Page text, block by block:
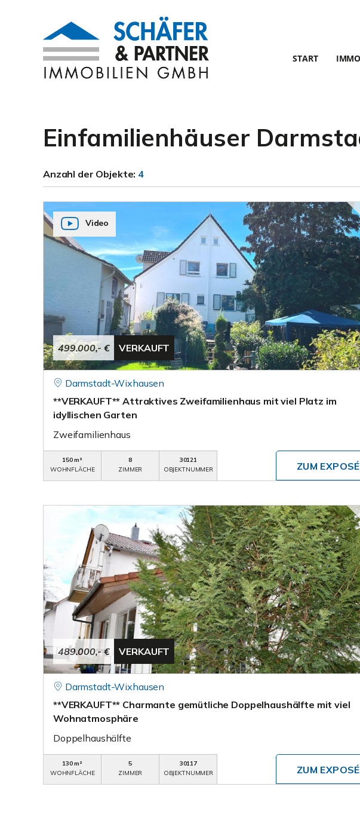
START
Einfamilienhäuser
Anzahl der Objekte: 4
499.000,- € VERKAUFT
Video
Darmstadt-Wixhausen
**VERKAUFT** Attraktives Zweifamilienhaus mit viel Platz im
idyllischen Garten
Zweifamilienhaus
150 m²
WOHNFLÄCHE
8
ZIMMER
30121
OBJEKTNUMMER
ZUM EXPOSÉ
489.000,- € VERKAUFT
Darmstadt-Wixhausen
**VERKAUFT** Charmante gemütliche Doppelhaushälfte mit viel
Wohnatmosphäre
Doppelhaushälfte
130 m²
WOHNFLÄCHE
5
ZIMMER
30117
OBJEKTNUMMER
ZUM EXPOSÉ